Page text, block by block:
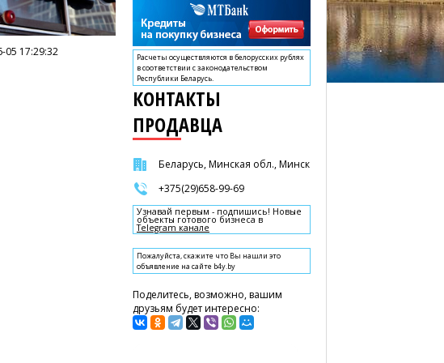
05 17:29:32
Расчеты осуществляются в белорусских рублях
в соответствии с законодательством
Республики Беларусь.
КОНТАКТЫ
ПРОДАВЦА
Беларусь, Минская обл., Минск
+375(29)658-99-69
Узнавай первым - подпишись! Новые
объекты готового бизнеса в
Telegram канале
Пожалуйста, скажите что Вы нашли это
объявление на сайте b4y.by
Поделитесь, возможно, вашим
друзьям будет интересно: